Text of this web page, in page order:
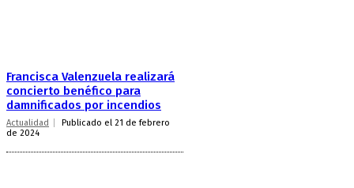
Francisca Valenzuela realizará
concierto benéfico para
damnificados por incendios
Actualidad
Publicado el 21 de febrero
de 2024